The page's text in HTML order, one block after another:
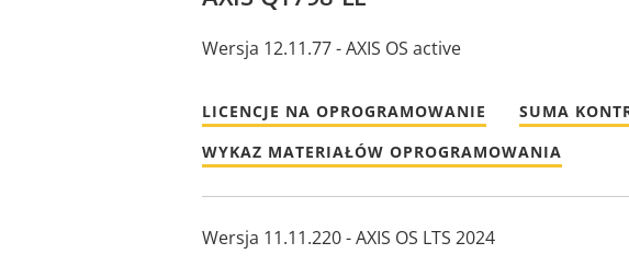
Wersja 12.11.77 - AXIS OS active
LICENCJE NA OPROGRAMOWANIE
SUMA
WYKAZ MATERIAŁÓW OPROGRAMOWANIA
Wersja 11.11.220 - AXIS OS LTS 2024